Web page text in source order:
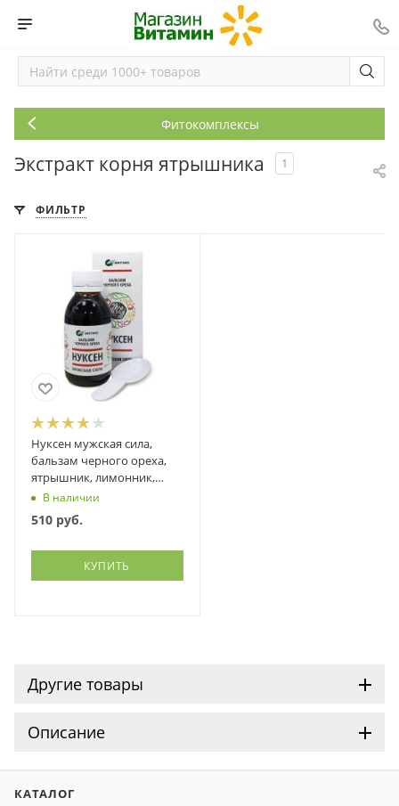
Фитокомплексы
Экстракт корня ятрышника 1
ФИЛЬТР
Нуксен мужская сила,
бальзам черного ореха,
ятрышник, лимонник,
копеечник, левзея...,
Фитэко, 100 мл
В наличии
510 руб.
КУПИТЬ
Другие товары
Описание
КАТАЛОГ